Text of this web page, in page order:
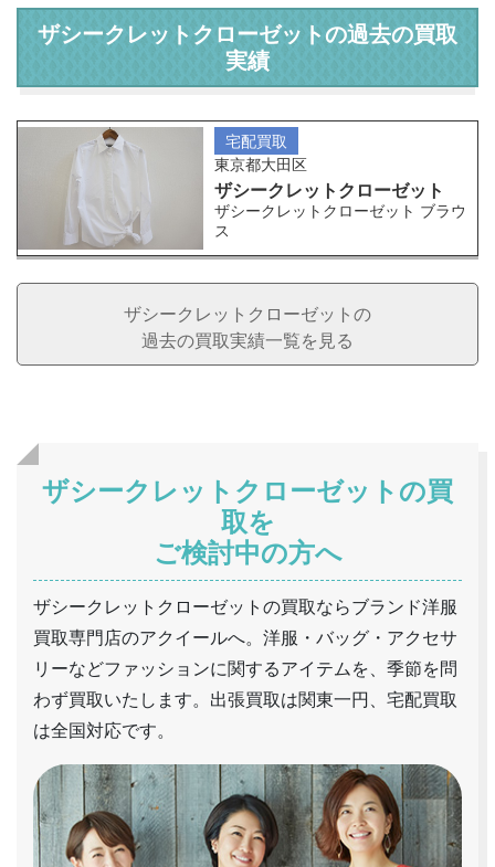
ザシークレットクローゼットの過去の買取
実績
宅配買取
東京都大田区
ザシークレットクローゼット
ザシークレットクローゼット ブラウ
ス
ザシークレットクローゼットの
過去の買取実績一覧を見る
ザシークレットクローゼットの買
取を
ご検討中の方へ
ザシークレットクローゼットの買取ならブランド洋服
買取専門店のアクイールへ。洋服・バッグ・アクセサ
リーなどファッションに関するアイテムを、季節を問
わず買取いたします。出張買取は関東一円、宅配買取
は全国対応です。